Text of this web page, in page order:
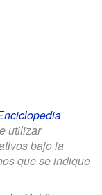
utilizar
bajo la
que se indique